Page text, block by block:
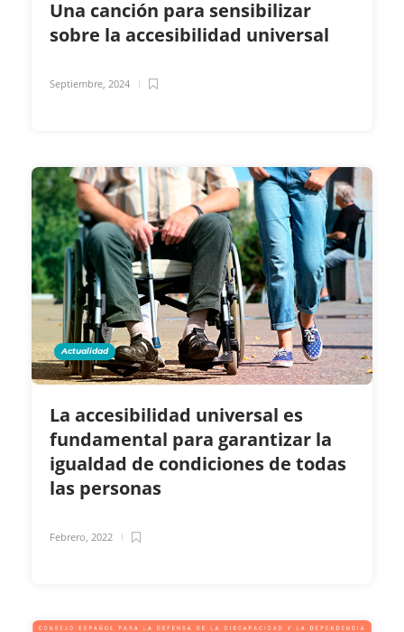
Una canción para sensibilizar
sobre la accesibilidad universal
Septiembre, 2024
Actualidad
La accesibilidad universal es
fundamental para garantizar la
igualdad de condiciones de todas
las personas
Febrero, 2022